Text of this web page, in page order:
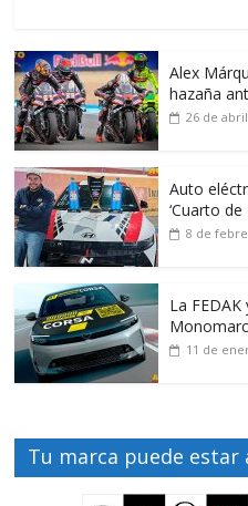
Alex
hazaña
26 de
Auto
‘Cuarto
8 de
La
11 de
Tu marca puede estar